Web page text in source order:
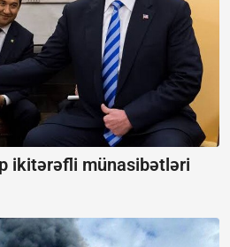
ikitərəfli münasibətləri